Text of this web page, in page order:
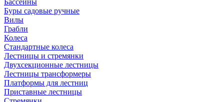
Бассейны
Буры садовые ручные
Вилы
Грабли
Колеса
Стандартные колеса
Лестницы и стремянки
Двухсекционные лестницы
Лестницы трансформеры
Платформы для лестниц
Приставные лестницы